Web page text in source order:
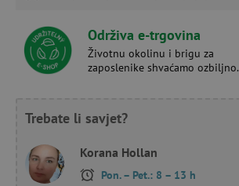
Održiva e-trgovina
Životnu okolinu i brigu za
zaposlenike shvaćamo ozbiljno.
Trebate li savjet?
Korana Hollan
Pon. – Pet.: 8 – 13 h